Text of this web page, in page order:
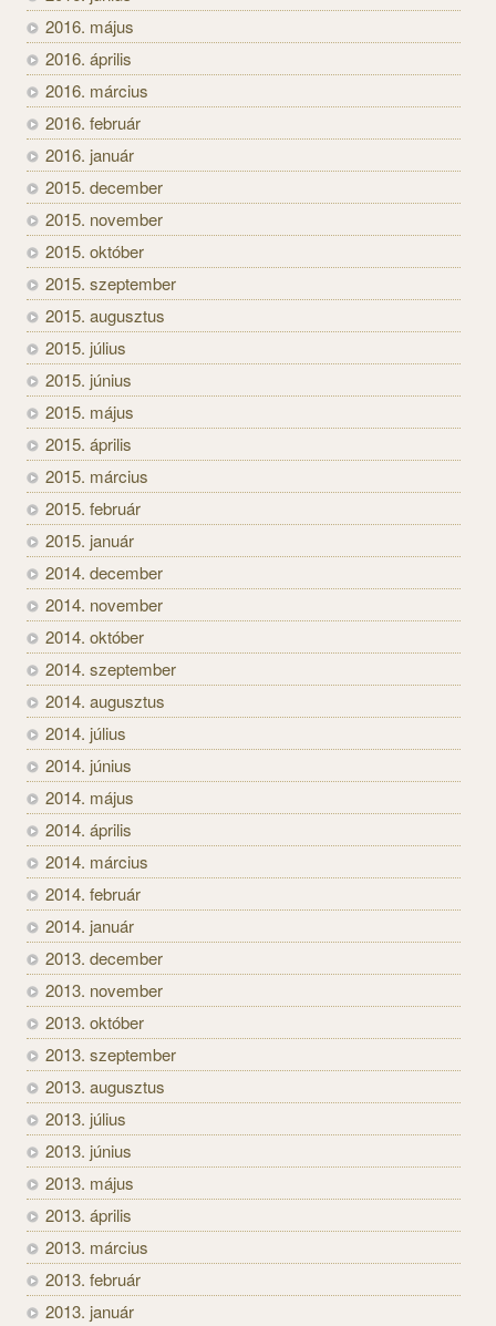
2016. május
2016. április
2016. március
2016. február
2016. január
2015. december
2015. november
2015. október
2015. szeptember
2015. augusztus
2015. július
2015. június
2015. május
2015. április
2015. március
2015. február
2015. január
2014. december
2014. november
2014. október
2014. szeptember
2014. augusztus
2014. július
2014. június
2014. május
2014. április
2014. március
2014. február
2014. január
2013. december
2013. november
2013. október
2013. szeptember
2013. augusztus
2013. július
2013. június
2013. május
2013. április
2013. március
2013. február
2013. január